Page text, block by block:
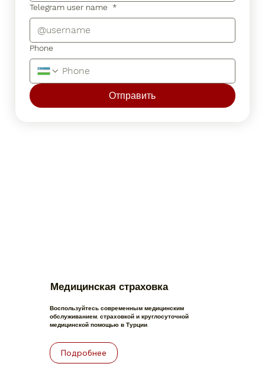
Медицинская страховка
Воспользуйтесь современным медицинским
обслуживанием, страховкой и круглосуточной
медицинской помощью в Турции.
Подробнее
Telegram user name *
Phone
Отправить